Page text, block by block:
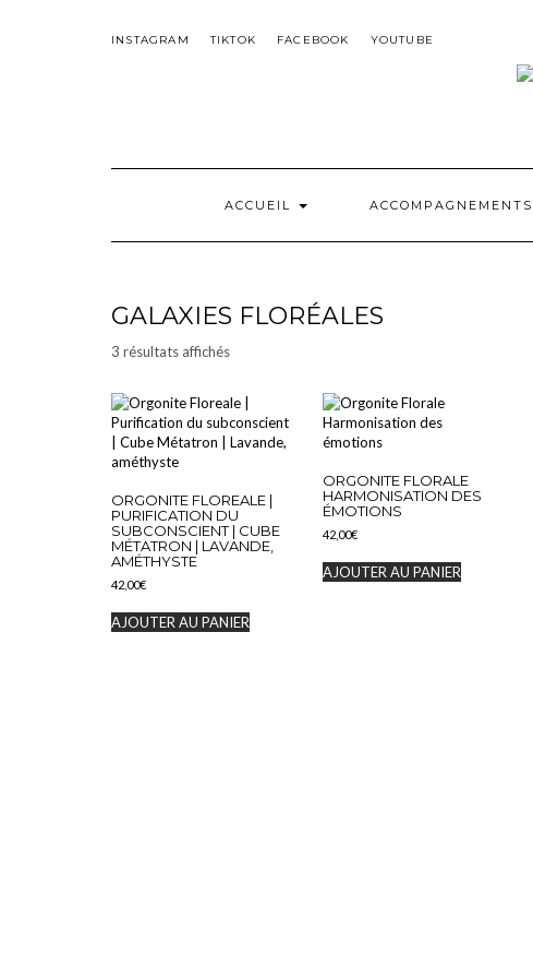
INSTAGRAM TIKTOK FACEBOOK YOUTUBE
ACCUEIL ACCOMPAGNEMENTS
GALAXIES FLORÉALES
3 résultats affichésTrié
ORGONITE FLOREALE |
PURIFICATION DU
SUBCONSCIENT | CUBE
MÉTATRON | LAVANDE,
AMÉTHYSTE
42,00€
AJOUTER AU PANIER
ORGONITE FLORALE
HARMONISATION DES
ÉMOTIONS
42,00€
AJOUTER AU PANIER